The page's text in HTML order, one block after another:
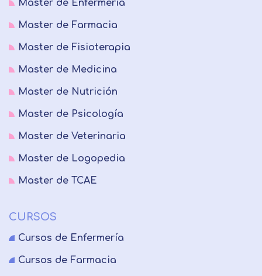
Master de Enfermería
Master de Farmacia
Master de Fisioterapia
Master de Medicina
Master de Nutrición
Master de Psicología
Master de Veterinaria
Master de Logopedia
Master de TCAE
CURSOS
Cursos de Enfermería
Cursos de Farmacia